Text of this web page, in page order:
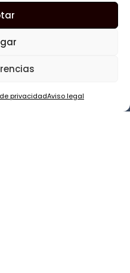
privacidadAviso legal
a despertar